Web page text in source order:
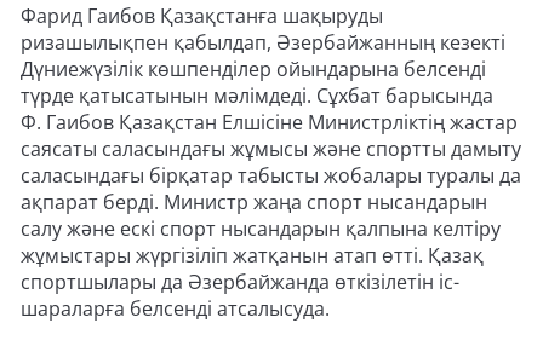
Фарид Гаибов Қазақстанға шақыруды
ризашылықпен қабылдап, Әзербайжанның кезекті
Дүниежүзілік көшпенділер ойындарына белсенді
түрде қатысатынын мәлімдеді. Сұхбат барысында
Ф. Гаибов Қазақстан Елшісіне Министрліктің жастар
саясаты саласындағы жұмысы және спортты дамыту
саласындағы бірқатар табысты жобалары туралы да
ақпарат берді. Министр жаңа спорт нысандарын
салу және ескі спорт нысандарын қалпына келтіру
жұмыстары жүргізіліп жатқанын атап өтті. Қазақ
спортшылары да Әзербайжанда өткізілетін іс-
шараларға белсенді атсалысуда.